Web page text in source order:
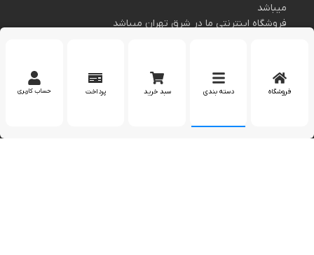
میباشد
فروشگاه اینترنتی ما در شرق تهران میباشد
اطلاعات تماس
مارا در اینستاگرام دنبال کنید
فروشگاه دسته بندی سبد خرید پرداخت حساب کاربری